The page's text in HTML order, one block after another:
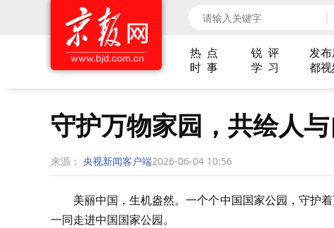
热 点 锐 评 发
时 事
学 习 都
守护万物家园，共绘人
来源： 央视新闻客户端2026-06-04 10:56
美丽中国，生机盎然。一个个中国国家公园，守护
一同走进中国国家公园。